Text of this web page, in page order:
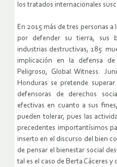
los tratados internacionales
En 2015 más de tres personas a
por defender su tierra, sus
industrias destructivas, 185
implicación en la defensa
Peligroso, Global Witness.
Honduras se pretende
defensoras de derechos
efectivas en cuanto a sus
pueden tolerar, pues las
precedentes importantísimos
inserto en el discurso del bien
de pensar el bienestar social
tal es el caso de Berta Cáceres y